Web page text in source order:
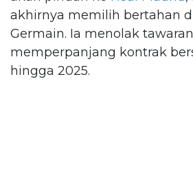
akhirnya memilih bertahan
Germain. Ia menolak
memperpanjang kontrak
hingga 2025.